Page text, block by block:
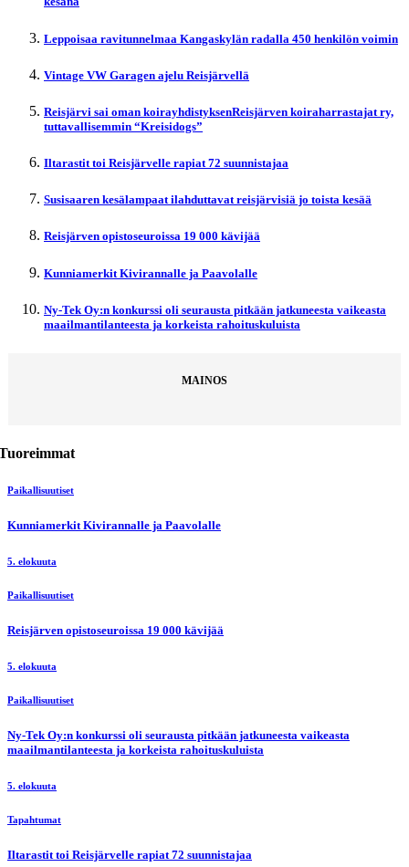
Leppoisaa ravitunnelmaa Kangaskylän radalla 450 henkilön voimin
Vintage VW Garagen ajelu Reisjärvellä
Reisjärvi sai oman koirayhdistyksenReisjärven koiraharrastajat ry,
tuttavallisemmin “Kreisidogs”
Iltarastit toi Reisjärvelle rapiat 72 suunnistajaa
Susisaaren kesälampaat ilahduttavat reisjärvisiä jo toista kesää
Reisjärven opistoseuroissa 19 000 kävijää
Kunniamerkit Kivirannalle ja Paavolalle
Ny-Tek Oy:n konkurssi oli seurausta pitkään jatkuneesta vaikeasta
maailmantilanteesta ja korkeista rahoituskuluista
MAINOS
Paikallisuutiset
Kunniamerkit Kivirannalle ja Paavolalle
5. elokuuta
Paikallisuutiset
Reisjärven opistoseuroissa 19 000 kävijää
5. elokuuta
Paikallisuutiset
Ny-Tek Oy:n konkurssi oli seurausta pitkään jatkuneesta vaikeasta
maailmantilanteesta ja korkeista rahoituskuluista
5. elokuuta
Tapahtumat
Iltarastit toi Reisjärvelle rapiat 72 suunnistajaa